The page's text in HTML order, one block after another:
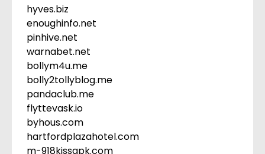
hyves.biz
enoughinfo.net
pinhive.net
warnabet.net
bollym4u.me
bolly2tollyblog.me
pandaclub.me
flyttevask.io
byhous.com
hartfordplazahotel.com
m-918kissapk.com